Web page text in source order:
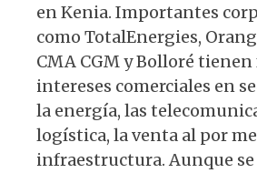
en Kenia. Importantes
como TotalEnergies,
CMA CGM y Bolloré
intereses comerciales en
la energía, las
logística, la venta al por
infraestructura. Aunque